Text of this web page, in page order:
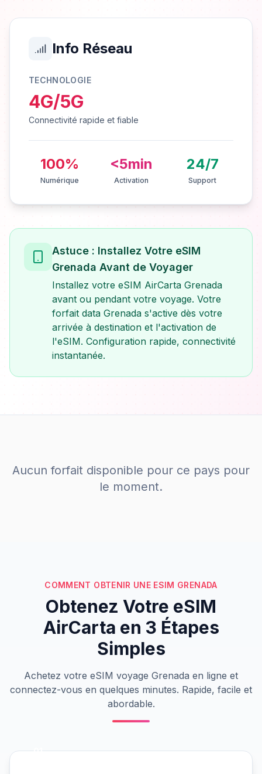
Info Réseau
TECHNOLOGIE
4G/5G
Connectivité rapide et fiable
100%
Numérique
<5min
Activation
24/7
Support
Astuce : Installez Votre eSIM
Grenada Avant de Voyager
Installez votre eSIM AirCarta Grenada
avant ou pendant votre voyage. Votre
forfait data Grenada s'active dès votre
arrivée à destination et l'activation de
l'eSIM. Configuration rapide, connectivité
instantanée.
Aucun forfait disponible pour ce pays pour
le moment.
COMMENT OBTENIR UNE ESIM GRENADA
Obtenez Votre eSIM
AirCarta en 3 Étapes
Simples
Achetez votre eSIM voyage Grenada en ligne et
connectez-vous en quelques minutes. Rapide, facile et
abordable.
01